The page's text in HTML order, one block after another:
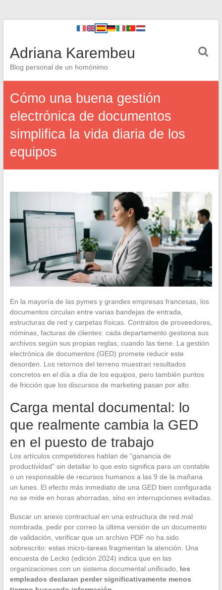
Adriana Karembeu
Blog personal de un homónimo
Cómo una buena gestión
electrónica de documentos
simplifica la vida diaria de los
equipos
En la mayoría de las pymes y grandes empresas francesas, los
documentos circulan entre varias bandejas de entrada,
estructuras de red y carpetas físicas. Contratos de proveedores,
nóminas, facturas de clientes: cada departamento gestiona sus
archivos según sus propias reglas, cuando las tiene. La gestión
electrónica de documentos (GED) promete reducir este
desorden. Los retornos del terreno muestran resultados
concretos en el día a día de los equipos, pero también puntos
de fricción que los discursos de marketing pasan por alto.
Carga mental documental: lo
que realmente cambia la GED
en el puesto de trabajo
Los artículos competidores hablan de “ganancia de
productividad” sin detallar lo que esto significa para un contable
o un responsable de recursos humanos a las 9 de la mañana
un lunes. El efecto más inmediato de una GED bien configurada
no se mide en horas ahorradas, sino en interrupciones evitadas.
Buscar un anexo contractual en una estructura de red mal
nombrada, pedir por correo la última versión de un documento
de validación, verificar que un archivo PDF no ha sido
sobrescrito: estas micro-tareas fragmentan la atención. Una
encuesta de Lecko (edición 2024) indica que en las
organizaciones con un sistema documental unificado, los
empleados declaran perder significativamente menos